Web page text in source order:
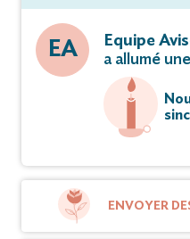
EA
Equipe
a allumé
ENVOYER